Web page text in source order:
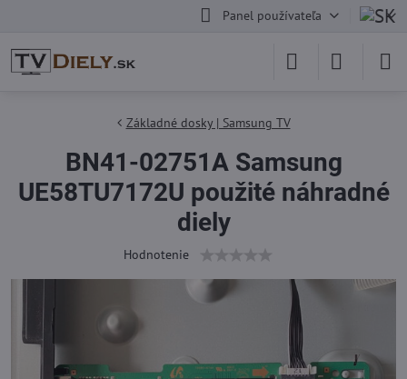
Panel používateľa
Základné dosky | Samsung TV
BN41-02751A Samsung
UE58TU7172U použité náhradné
diely
Hodnotenie